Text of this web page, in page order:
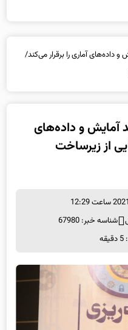
از زیرساخت
شناسه خبر: 67980